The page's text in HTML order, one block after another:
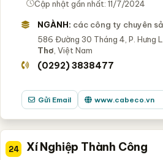
Cập nhật gần nhất: 11/7/2024
NGÀNH: các công ty chuyên
586 Đường 30 Tháng 4, P. Hưng
Thơ , Việt Nam
(0292) 3838477
Gửi Email www.cabeco.vn
24 Xí Nghiệp Thành Công